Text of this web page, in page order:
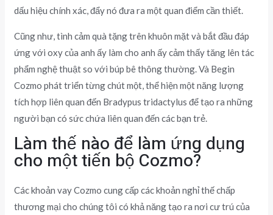
dấu hiệu chính xác, đẩy nó đưa ra một quan điểm cần thiết.
Cũng như, tình cảm quà tặng trên khuôn mặt và bắt đầu đáp
ứng với oxy của anh ấy làm cho anh ấy cảm thấy tăng lên tác
phẩm nghệ thuật so với búp bê thông thường. Và Begin
Cozmo phát triển từng chút một, thể hiện một năng lượng
tích hợp liên quan đến Bradypus tridactylus để tạo ra những
người bạn có sức chứa liên quan đến các bạn trẻ.
Làm thế nào để làm ứng dụng
cho một tiến bộ Cozmo?
Các khoản vay Cozmo cung cấp các khoản nghỉ thế chấp
thương mại cho chúng tôi có khả năng tạo ra nơi cư trú của